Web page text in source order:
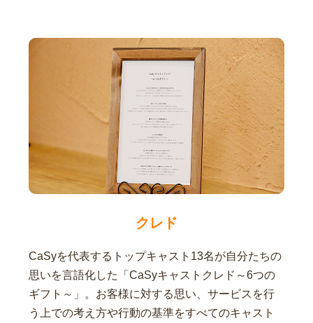
クレド
CaSyを代表するトップキャスト13名が自分たちの
思いを言語化した「CaSyキャストクレド～6つの
ギフト～」。お客様に対する思い、サービスを行
う上での考え方や行動の基準をすべてのキャスト